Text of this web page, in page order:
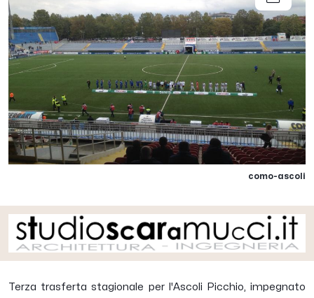
como-ascoli
Terza trasferta stagionale per l'Ascoli Picchio, impegnato